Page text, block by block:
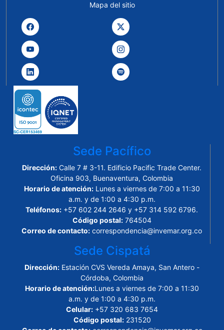
Mapa del sitio
Sede Pacífico
Dirección: Calle 7 # 3-11. Edificio Pacific Trade Center.
Oficina 903, Buenaventura, Colombia
Horario de atención:Lunes a viernes de 7:00 a 11:30
a.m. y de 1:00 a 4:30 p.m.
Teléfonos: +57 602 244 2646 y +57 314 592 6796.
Código postal:764504
Correo de contacto: correspondencia@invemar.org.co
Sede Cispatá
Dirección: Estación CVS Vereda Amaya, San Antero -
Córdoba, Colombia
Horario de atención:Lunes a viernes de 7:00 a 11:30
a.m. y de 1:00 a 4:30 p.m.
Celular: +57 320 683 7654
Código postal:231520